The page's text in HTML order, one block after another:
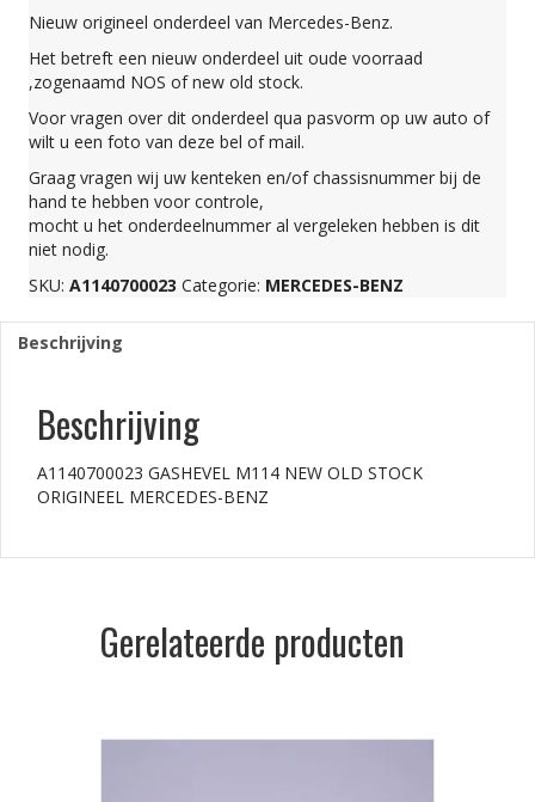
NEW
OLD
STOCK
ORIGINEEL
MERCEDES-
BENZ
aantal
Nieuw origineel onderdeel van Mercedes-Benz.
Het betreft een nieuw onderdeel uit oude voorraad
,zogenaamd NOS of new old stock.
Voor vragen over dit onderdeel qua pasvorm op uw auto of
wilt u een foto van deze bel of mail.
Graag vragen wij uw kenteken en/of chassisnummer bij de
hand te hebben voor controle,
mocht u het onderdeelnummer al vergeleken hebben is dit
niet nodig.
SKU: A1140700023 Categorie: MERCEDES-BENZ
Beschrijving
Beschrijving
A1140700023 GASHEVEL M114 NEW OLD STOCK
ORIGINEEL MERCEDES-BENZ
Gerelateerde producten